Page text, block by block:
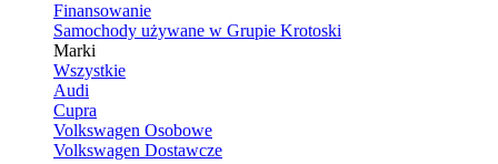
Finansowanie
Samochody używane w Grupie Krotoski
Marki
Wszystkie
Audi
Cupra
Volkswagen Osobowe
Volkswagen Dostawcze